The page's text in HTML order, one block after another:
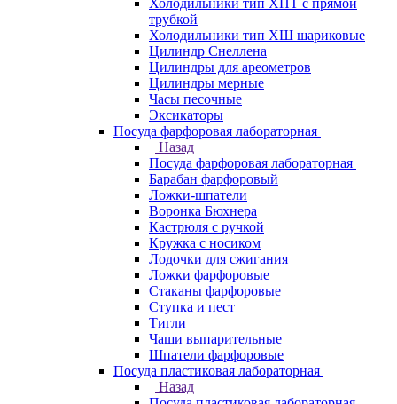
Холодильники тип ХПТ с прямой
трубкой
Холодильники тип ХШ шариковые
Цилиндр Снеллена
Цилиндры для ареометров
Цилиндры мерные
Часы песочные
Эксикаторы
Посуда фарфоровая лабораторная
Назад
Посуда фарфоровая лабораторная
Барабан фарфоровый
Ложки-шпатели
Воронка Бюхнера
Кастрюля с ручкой
Кружка с носиком
Лодочки для сжигания
Ложки фарфоровые
Стаканы фарфоровые
Ступка и пест
Тигли
Чаши выпарительные
Шпатели фарфоровые
Посуда пластиковая лабораторная
Назад